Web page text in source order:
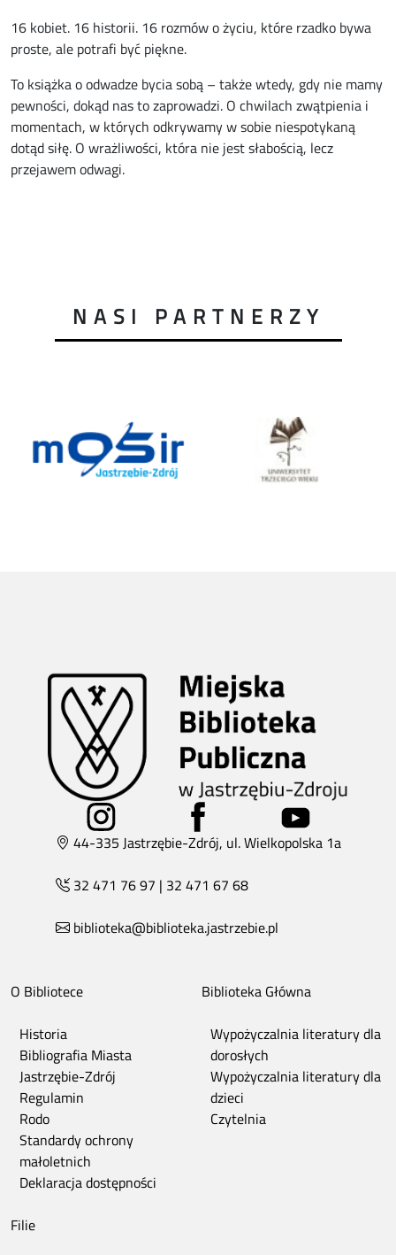
16 kobiet. 16 historii. 16 rozmów o życiu, które rzadko bywa
proste, ale potrafi być piękne.
To książka o odwadze bycia sobą – także wtedy, gdy nie mamy
pewności, dokąd nas to zaprowadzi. O chwilach zwątpienia i
momentach, w których odkrywamy w sobie niespotykaną
dotąd siłę. O wrażliwości, która nie jest słabością, lecz
przejawem odwagi.
NASI PARTNERZY
44-335 Jastrzębie-Zdrój, ul. Wielkopolska 1a
32 471 76 97 | 32 471 67 68
biblioteka@biblioteka.jastrzebie.pl
O Bibliotece
Historia
Bibliografia Miasta
Jastrzębie-Zdrój
Regulamin
Rodo
Standardy ochrony
małoletnich
Deklaracja dostępności
Biblioteka Główna
Wypożyczalnia literatury dla
dorosłych
Wypożyczalnia literatury dla
dzieci
Czytelnia
Filie